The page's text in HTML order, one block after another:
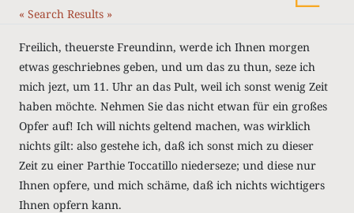
« Search Results »
Freilich, theuerste Freundinn, werde ich Ihnen morgen
etwas geschriebnes geben, und um das zu thun, seze ich
mich jezt, um 11. Uhr an das Pult, weil ich sonst wenig Zeit
haben möchte. Nehmen Sie das nicht etwan für ein großes
Opfer auf! Ich will nichts geltend machen, was wirklich
nichts gilt: also gestehe ich, daß ich sonst mich zu dieser
Zeit zu einer Parthie Toccatillo niederseze; und diese nur
Ihnen opfere, und mich schäme, daß ich nichts wichtigers
Ihnen opfern kann.